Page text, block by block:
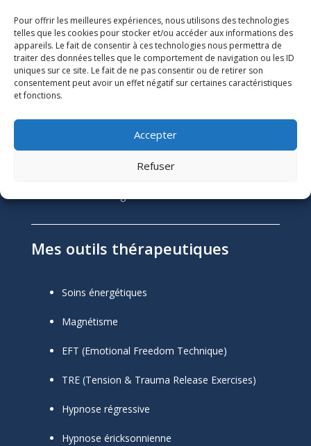
Pour offrir les meilleures expériences, nous utilisons des technologies
telles que les cookies pour stocker et/ou accéder aux informations des
appareils. Le fait de consentir à ces technologies nous permettra de
traiter des données telles que le comportement de navigation ou les ID
uniques sur ce site. Le fait de ne pas consentir ou de retirer son
consentement peut avoir un effet négatif sur certaines caractéristiques
et fonctions.
Accepter
Refuser
Pascal Thévenin, magnétiseur et énergéticien à
Nantes, vous accompagne vers un mieux-être durable
grâce aux soins énergétiques. Que vous souffriez de
douleurs chroniques, de stress, ou de blocages
émotionnels, ses soins naturels et holistiques sont
conçus pour harmoniser votre énergie et restaurer
 Informations Légales
Numéro SIRET :51118684300039
Mes outils thérapeutiques
Soins énergétiques
Magnétisme
EFT (Emotional Freedom Technique)
TRE (Tension & Trauma Release Exercises)
Hypnose régressive
Hypnose éricksonnienne